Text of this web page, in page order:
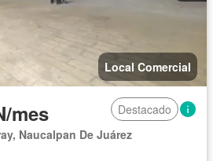
Local Comercial
mes
Destacado
Naucalpan De Juárez